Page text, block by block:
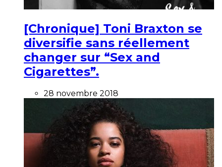
[Chronique] Toni Braxton se
diversifie sans réellement
changer sur “Sex and
Cigarettes”.
28 novembre 2018